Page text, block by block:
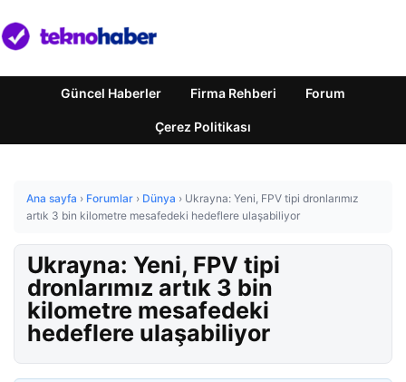
Güncel Haberler Firma Rehberi Forum
Çerez Politikası
Ana sayfa › Forumlar › Dünya › Ukrayna: Yeni, FPV tipi dronlarımız
artık 3 bin kilometre mesafedeki hedeflere ulaşabiliyor
Ukrayna: Yeni, FPV tipi
dronlarımız artık 3 bin
kilometre mesafedeki
hedeflere ulaşabiliyor